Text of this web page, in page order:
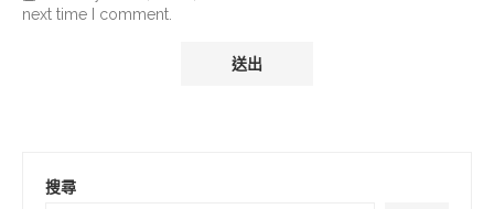
next time I comment.
搜尋